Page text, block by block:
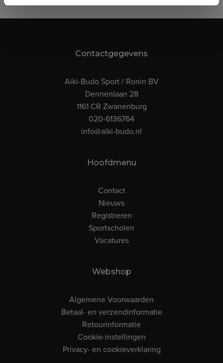
Contactgegevens
Aiki-Budo Sport / Ronin BV
Dennenlaan 28
1161 CR Zwanenburg
020-6136764
info@aiki-budo.nl
Hoofdmenu
Contact
Nieuws
Registreren
Sportscholen
Vacatures
Webshop
Algemene Voorwaarden
Betaal- en verzendinformatie
Retourinformatie
Cookie-instellingen
Privacy- en cookieverklaring